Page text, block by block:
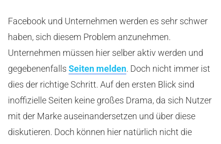
Facebook und Unternehmen werden es sehr schwer
haben, sich diesem Problem anzunehmen.
Unternehmen müssen hier selber aktiv werden und
gegebenenfalls Seiten melden. Doch nicht immer ist
dies der richtige Schritt. Auf den ersten Blick sind
inoffizielle Seiten keine großes Drama, da sich Nutzer
mit der Marke auseinandersetzen und über diese
diskutieren. Doch können hier natürlich nicht die